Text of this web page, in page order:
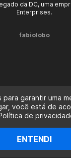
da DC, uma
Enterprises.
fabiolobo
garantir uma
você está de
de
ENTENDI